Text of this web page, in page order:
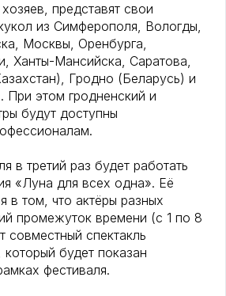
представят свои
из Симферополя, Вологды,
Москвы, Оренбурга,
Ханты-Мансийска, Саратова,
Гродно (Беларусь) и
этом гродненский и
будут доступны
в третий раз будет работать
«Луна для всех одна». Её
в том, что актёры разных
промежуток времени (с 1 по 8
совместный спектакль
будет показан
фестиваля.